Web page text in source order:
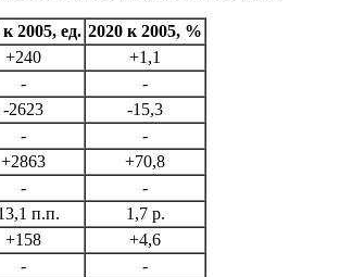
2005, ед. 2020 к 2005, %
+240
+1,1
-
-
-2623
-15,3
-
-
+2863
+70,8
-
-
п.п.
1,7 р.
+158
+4,6
-
-